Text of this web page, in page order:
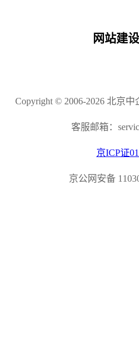
网站建
Copyright © 2006-2026 北京
客服邮箱：
京ICP证
京公网安备